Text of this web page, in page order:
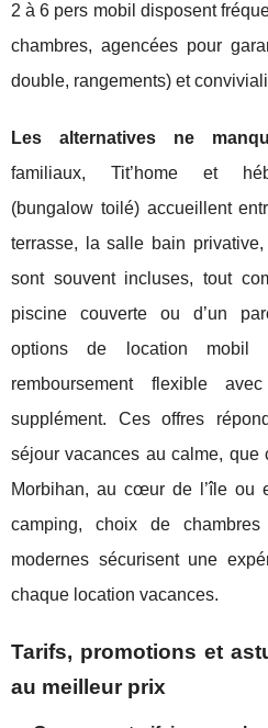
2 à 6 pers mobil disposent
chambres, agencées pour
double, rangements) et
Les alternatives ne
familiaux, Tit’home et
(bungalow toilé) accueillent
terrasse, la salle bain
sont souvent incluses, tout
piscine couverte ou d’un
options de location mobil
remboursement flexible
supplément. Ces offres
séjour vacances au calme, que
Morbihan, au cœur de l’île ou
camping, choix de
modernes sécurisent une
chaque location vacances.
Tarifs, promotions et
au meilleur prix